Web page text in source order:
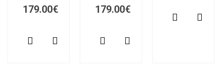
179.00€ 179.00€